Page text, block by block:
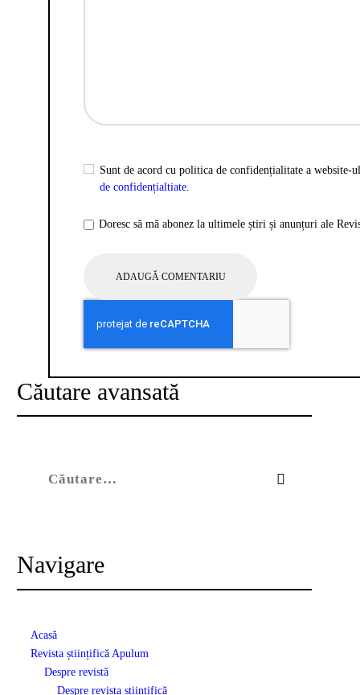
Sunt de acord cu politica de confidențialitate a
de confidențialtiate.
Doresc să mă abonez la ultimele știri și anunțuri ale
Căutare avansată
Navigare
Acasă
Revista științifică Apulum
Despre revistă
Despre revista științifică